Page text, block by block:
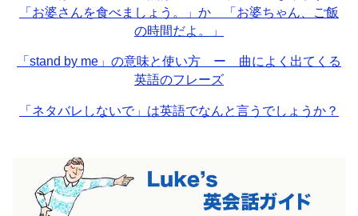
「お婆さんを食べましょう。」か 「お婆ちゃん、ご飯
の時間だよ。」
「stand by me」の意味と使い方 ー 曲によく出てくる
英語のフレーズ
「ネタバレしないで」は英語でなんと言うでしょうか？